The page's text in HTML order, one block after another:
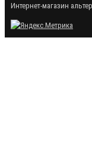
Интернет-магазин